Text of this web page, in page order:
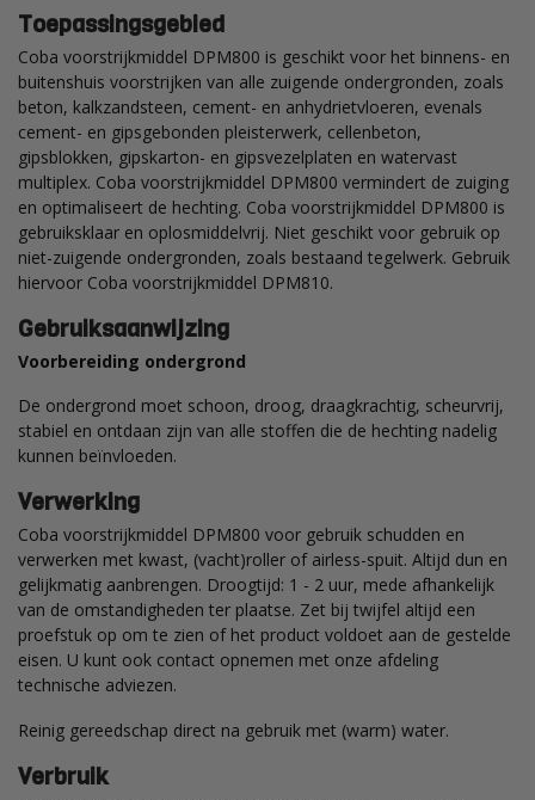
Toepassingsgebied
Coba voorstrijkmiddel DPM800 is geschikt voor het binnens- en
buitenshuis voorstrijken van alle zuigende ondergronden, zoals
beton, kalkzandsteen, cement- en anhydrietvloeren, evenals
cement- en gipsgebonden pleisterwerk, cellenbeton,
gipsblokken, gipskarton- en gipsvezelplaten en watervast
multiplex. Coba voorstrijkmiddel DPM800 vermindert de zuiging
en optimaliseert de hechting. Coba voorstrijkmiddel DPM800 is
gebruiksklaar en oplosmiddelvrij. Niet geschikt voor gebruik op
niet-zuigende ondergronden, zoals bestaand tegelwerk. Gebruik
hiervoor Coba voorstrijkmiddel DPM810.
Gebruiksaanwijzing
Voorbereiding ondergrond
De ondergrond moet schoon, droog, draagkrachtig, scheurvrij,
stabiel en ontdaan zijn van alle stoffen die de hechting nadelig
kunnen beïnvloeden.
Verwerking
Coba voorstrijkmiddel DPM800 voor gebruik schudden en
verwerken met kwast, (vacht)roller of airless-spuit. Altijd dun en
gelijkmatig aanbrengen. Droogtijd: 1 - 2 uur, mede afhankelijk
van de omstandigheden ter plaatse. Zet bij twijfel altijd een
proefstuk op om te zien of het product voldoet aan de gestelde
eisen. U kunt ook contact opnemen met onze afdeling
technische adviezen.
Reinig gereedschap direct na gebruik met (warm) water.
Verbruik